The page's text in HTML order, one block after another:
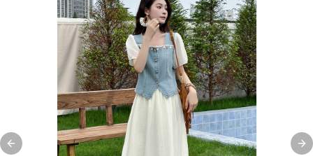
Previous slide